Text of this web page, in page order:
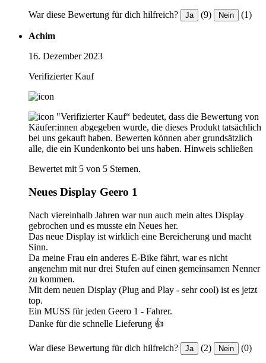
War diese Bewertung für dich hilfreich? Ja (9) Nein (1)
Achim
16. Dezember 2023
Verifizierter Kauf
"Verifizierter Kauf“ bedeutet, dass die Bewertung von
Käufer:innen abgegeben wurde, die dieses Produkt tatsächlich
bei uns gekauft haben. Bewerten können aber grundsätzlich
alle, die ein Kundenkonto bei uns haben. Hinweis schließen
Bewertet mit 5 von 5 Sternen.
Neues Display Geero 1
Nach viereinhalb Jahren war nun auch mein altes Display
gebrochen und es musste ein Neues her.
Das neue Display ist wirklich eine Bereicherung und macht
Sinn.
Da meine Frau ein anderes E-Bike fährt, war es nicht
angenehm mit nur drei Stufen auf einen gemeinsamen Nenner
zu kommen.
Mit dem neuen Display (Plug and Play - sehr cool) ist es jetzt
top.
Ein MUSS für jeden Geero 1 - Fahrer.
Danke für die schnelle Lieferung 👍
War diese Bewertung für dich hilfreich? Ja (2) Nein (0)